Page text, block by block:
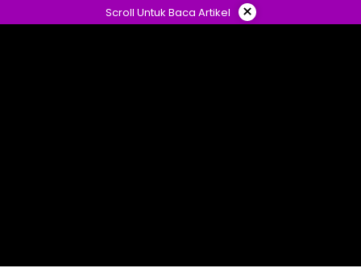
ke
Scroll Untuk Baca Artikel ×